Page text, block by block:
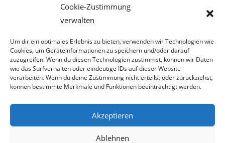
Cookie-Zustimmung
verwalten
Um dir ein optimales Erlebnis zu bieten, verwenden wir Technologien wie
Cookies, um Geräteinformationen zu speichern und/oder darauf
zuzugreifen. Wenn du diesen Technologien zustimmst, können wir Daten
wie das Surfverhalten oder eindeutige IDs auf dieser Website
verarbeiten. Wenn du deine Zustimmung nicht erteilst oder zurückziehst,
können bestimmte Merkmale und Funktionen beeinträchtigt werden.
Akzeptieren
Ablehnen
Salzburgs Juden und ihre Sicherheit: „Erst nach einem Anschlag wäre
die Gefahr endlich konkret!“
Biologisches Wunder in Ceuta
Ein vermeintliches Abschiebemärchen
Archiv